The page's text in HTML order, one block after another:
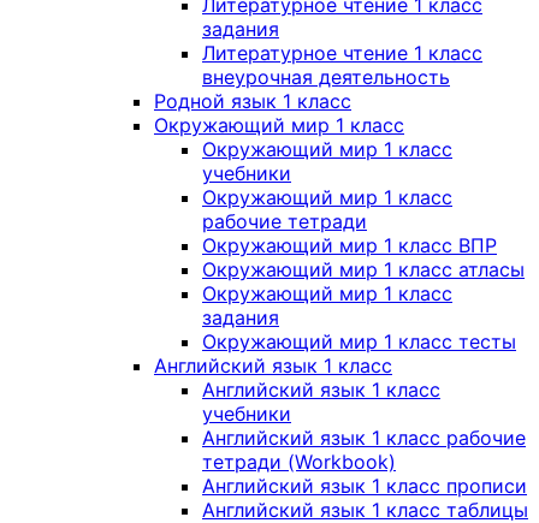
Литературное чтение 1 класс
задания
Литературное чтение 1 класс
внеурочная деятельность
Родной язык 1 класс
Окружающий мир 1 класс
Окружающий мир 1 класс
учебники
Окружающий мир 1 класс
рабочие тетради
Окружающий мир 1 класс ВПР
Окружающий мир 1 класс атласы
Окружающий мир 1 класс
задания
Окружающий мир 1 класс тесты
Английский язык 1 класс
Английский язык 1 класс
учебники
Английский язык 1 класс рабочие
тетради (Workbook)
Английский язык 1 класс прописи
Английский язык 1 класс таблицы